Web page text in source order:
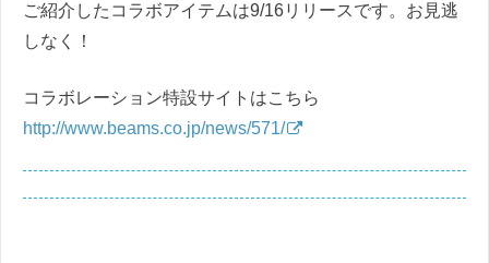
ご紹介したコラボアイテムは9/16リリースです。お見逃
しなく！
コラボレーション特設サイトはこちら
http://www.beams.co.jp/news/571/